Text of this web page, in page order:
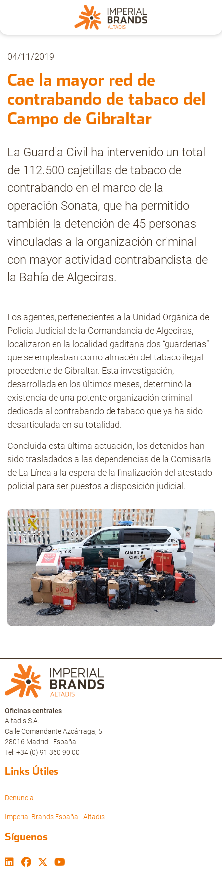
Nosotros
Secciones
Denuncia
Pregúntanos
Archivo
Estadísticas CMT
Contacto
04/11/2019
Cae la mayor red de
contrabando de tabaco del
Campo de Gibraltar
La Guardia Civil ha intervenido un total
de 112.500 cajetillas de tabaco de
contrabando en el marco de la
operación Sonata, que ha permitido
también la detención de 45 personas
vinculadas a la organización criminal
con mayor actividad contrabandista de
la Bahía de Algeciras.
Los agentes, pertenecientes a la Unidad Orgánica de
Policía Judicial de la Comandancia de Algeciras,
localizaron en la localidad gaditana dos “guarderías”
que se empleaban como almacén del tabaco ilegal
procedente de Gibraltar. Esta investigación,
desarrollada en los últimos meses, determinó la
existencia de una potente organización criminal
dedicada al contrabando de tabaco que ya ha sido
desarticulada en su totalidad.
Concluida esta última actuación, los detenidos han
sido trasladados a las dependencias de la Comisaría
de La Línea a la espera de la finalización del atestado
policial para ser puestos a disposición judicial.
Oficinas centrales
Altadis S.A.
Calle Comandante Azcárraga, 5
28016 Madrid - España
Tel: +34 (0) 91 360 90 00
Links Útiles
Denuncia
Imperial Brands España - Altadis
Síguenos